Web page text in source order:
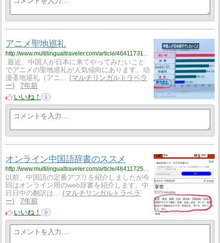
アニメ聖地巡礼
最近、中国人が日本に来てやってみたいこと
でアニメの聖地巡礼が人気傾向にあります。动
漫圣地巡礼（アニ…
マルチリンガルトラベラ
ー
7年前
いいね！
1
オンライン中国語辞書のススメ
以前、中国語の定番アプリを紹介しましたが今
回はオンライン用のweb辞書を紹介します。中
日日中の翻訳は…
マルチリンガルトラベラ
ー
7年前
いいね！
0